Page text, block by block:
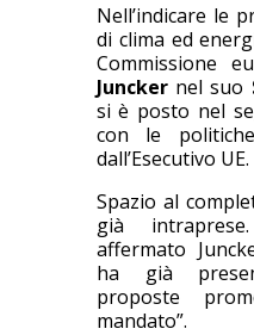
Nell’indicare le
di clima ed
Commissione
Junckernel suo
si è posto nel
con le
dall’Esecutivo UE.
Spazio al
già
affermato
ha già
proposte
mandato”.